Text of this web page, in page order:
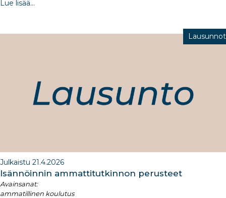
Lue lisää...
Lausunnot
Julkaistu 21.4.2026
​Isännöinnin ammattitutkinnon perusteet
Avainsanat:
ammatillinen koulutus